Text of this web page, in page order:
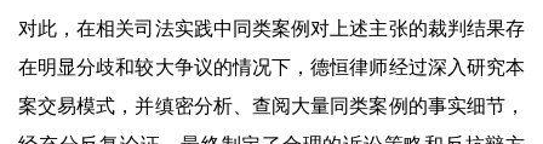
对此，在相关司法实践中同类案例对上述主张的裁判结果存
在明显分歧和较大争议的情况下，德恒律师经过深入研究本
案交易模式，并缜密分析、查阅大量同类案例的事实细节，